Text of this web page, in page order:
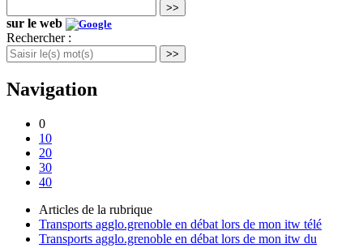
>>
sur le web
Rechercher :
>>
Navigation
0
10
20
30
40
Articles de la rubrique
Transports agglo.grenoble en débat lors de mon itw télé
Transports agglo.grenoble en débat lors de mon itw du